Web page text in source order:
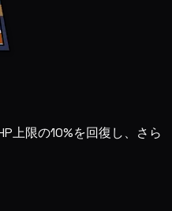
上限の10%を回復し、さら